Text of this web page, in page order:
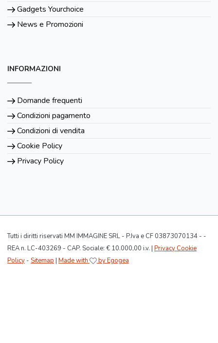
Gadgets Yourchoice
News e Promozioni
INFORMAZIONI
Domande frequenti
Condizioni pagamento
Condizioni di vendita
Cookie Policy
Privacy Policy
Tutti i diritti riservati MM IMMAGINE SRL - P.Iva e CF 03873070134 - -
REA n. LC-403269 - CAP. Sociale: € 10.000,00 i.v. | Privacy Cookie
Policy - Sitemap | Made with by Egogea